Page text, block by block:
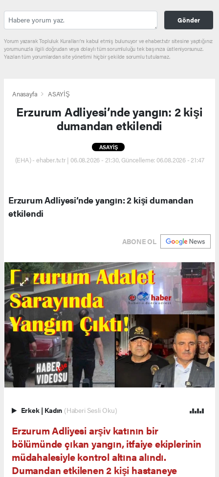
Gönder
Yorum yazarak Topluluk Kuralları’nı kabul etmiş bulunuyor ve ehaber.tv.tr sitesine yaptığınız
yorumunuzla ilgili doğrudan veya dolaylı tüm sorumluluğu tek başınıza üstleniyorsunuz.
Yazılan tüm yorumlardan site yönetimi hiçbir şekilde sorumlu tutulamaz.
Anasayfa ASAYİŞ
Erzurum Adliyesi’nde yangın: 2 kişi
dumandan etkilendi
ASAYİŞ
(EHA) - ehaber.tv.tr | 06.08.2026 - 21:30, Güncelleme: 06.08.2026 - 21:47
Erzurum Adliyesi’nde yangın: 2 kişi dumandan
etkilendi
ABONE OL
Erkek | Kadın (Haberi Sesli Oku)
Erzurum Adliyesi arşiv katının bir
bölümünde çıkan yangın, itfaiye ekiplerinin
müdahalesiyle kontrol altına alındı.
Dumandan etkilenen 2 kişi hastaneye